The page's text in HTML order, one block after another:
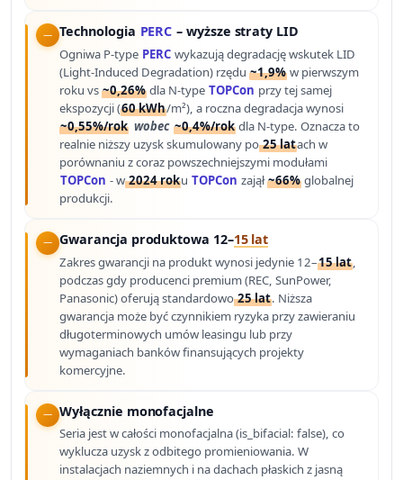
Technologia PERC – wyższe straty LID
Ogniwa P-type PERC wykazują degradację wskutek LID
(Light-Induced Degradation) rzędu~1,9% w pierwszym
roku vs~0,26% dla N-type TOPCon przy tej samej
ekspozycji (60 kWh/m²), a roczna degradacja wynosi
~0,55%/rok wobec ~0,4%/rok dla N-type. Oznacza to
realnie niższy uzysk skumulowany po25 latach w
porównaniu z coraz powszechniejszymi modułami
TOPCon - w2024 roku TOPCon zajął~66% globalnej
produkcji.
Gwarancja produktowa 12–15 lat
Zakres gwarancji na produkt wynosi jedynie 12–15 lat,
podczas gdy producenci premium (REC, SunPower,
Panasonic) oferują standardowo25 lat. Niższa
gwarancja może być czynnikiem ryzyka przy zawieraniu
długoterminowych umów leasingu lub przy
wymaganiach banków finansujących projekty
komercyjne.
Wyłącznie monofacjalne
Seria jest w całości monofacjalna (is_bifacial: false), co
wyklucza uzysk z odbitego promieniowania. W
instalacjach naziemnych i na dachach płaskich z jasną